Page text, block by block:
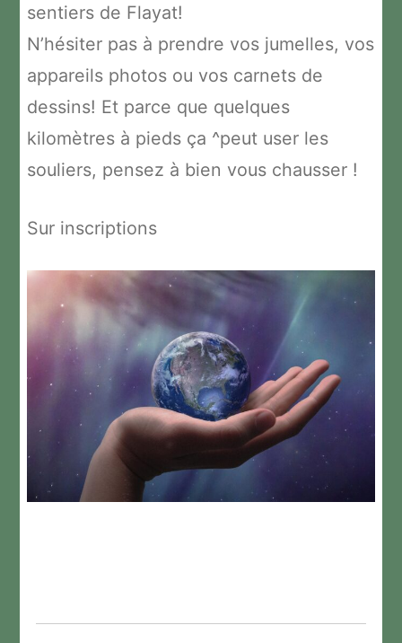
sentiers de Flayat!
N’hésiter pas à prendre vos jumelles, vos
appareils photos ou vos carnets de
dessins! Et parce que quelques
kilomètres à pieds ça ^peut user les
souliers, pensez à bien vous chausser !
Sur inscriptions